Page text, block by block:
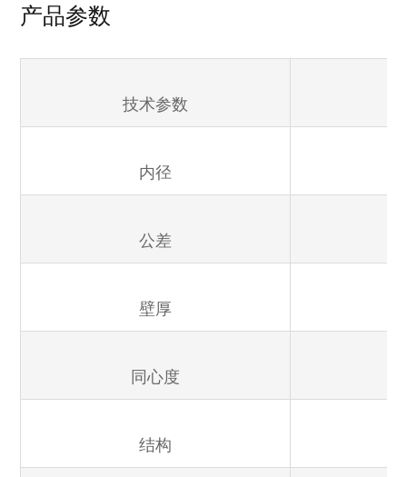
产品参数
技术参数
内径
公差
壁厚
同心度
结构